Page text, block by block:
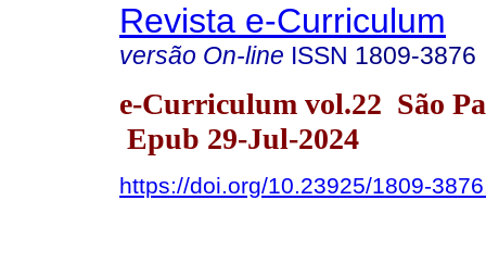
Revista e-Curriculum
versão On-line ISSN 1809-3876
e-Curriculum vol.22 São
Epub 29-Jul-2024
https://doi.org/10.23925/1809-